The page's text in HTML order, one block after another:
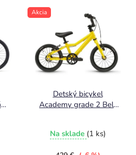
Akcia
Detský bicykel
Academy grade 2 Belt
Na sklade (1 ks)